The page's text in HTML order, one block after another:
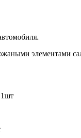
элементами